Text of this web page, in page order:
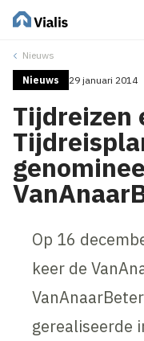
Nieuws
Nieuws 29 januari 2014
Tijdreizen
Op 16
keer de
gerealiseerde